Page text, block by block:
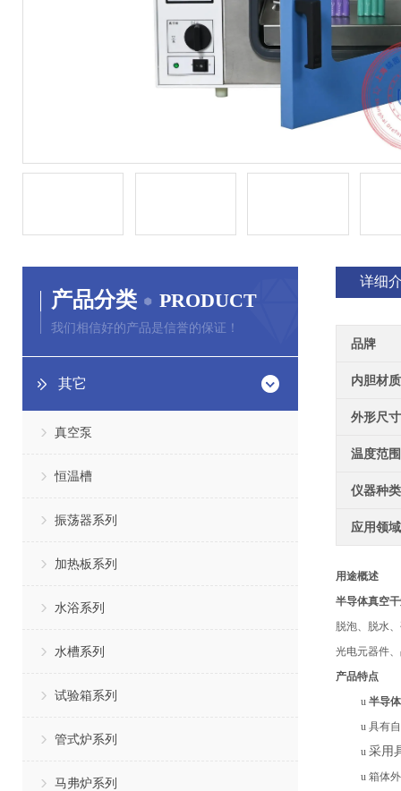
产品分类 PRODUCT
我们相信好的产品是信誉的保证！
其它
真空泵
恒温槽
振荡器系列
加热板系列
水浴系列
水槽系列
试验箱系列
管式炉系列
马弗炉系列
详细
品牌
内胆材质
外形尺寸
温度范围
仪器种类
应用领域
用途概述
半导体真空
脱泡、脱水
光电元器件
产品特点
u 半导
u 具有
u 采用
u 箱体